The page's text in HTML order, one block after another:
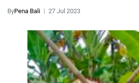
ByPena Bali 27 Jul 2023